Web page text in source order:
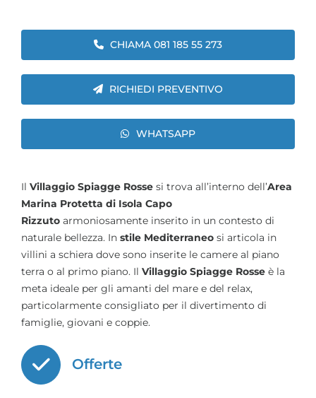
CHIAMA 081 185 55 273
RICHIEDI PREVENTIVO
WHATSAPP
Il Villaggio Spiagge Rosse si trova all’interno dell’Area
Marina Protetta di Isola Capo
Rizzuto armoniosamente inserito in un contesto di
naturale bellezza. In stile Mediterraneo si articola in
villini a schiera dove sono inserite le camere al piano
terra o al primo piano. Il Villaggio Spiagge Rosse è la
meta ideale per gli amanti del mare e del relax,
particolarmente consigliato per il divertimento di
famiglie, giovani e coppie.
Offerte